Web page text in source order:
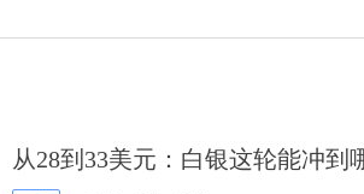
从28到33美元：白银这轮能冲到